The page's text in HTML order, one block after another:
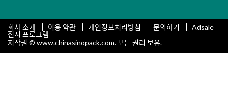
회사 소개 이용 약관 개인정보처리방침 문의하기
Adsale
전시 프로그램
저작권 © www.chinasinopack.com. 모든 권리 보유.